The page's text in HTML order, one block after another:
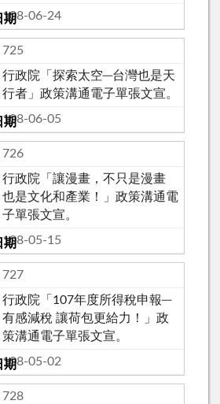
108-06-24
725
行政院「探索太空─台灣也是天
行者」政策溝通電子單張文宣。
108-06-05
726
行政院「讓漫畫，不只是漫畫
也是文化和產業！」政策溝通電
子單張文宣。
108-05-15
727
行政院「107年度所得稅申報─
有感減稅 讓荷包更給力！」政
策溝通電子單張文宣。
108-05-02
728